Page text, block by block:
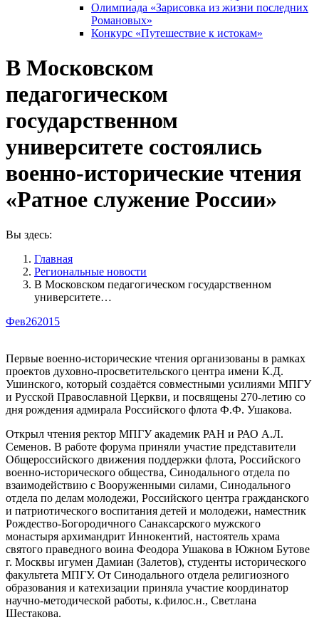
Олимпиада «Зарисовка из жизни последних
Романовых»
Конкурс «Путешествие к истокам»
В Московском
педагогическом
государственном
университете состоялись
военно-исторические чтения
«Ратное служение России»
Вы здесь:
Главная
Pегиональные новости
В Московском педагогическом государственном
университете…
Фев262015
Первые военно-исторические чтения организованы в рамках
проектов духовно-просветительского центра имени К.Д.
Ушинского, который создаётся совместными усилиями МПГУ
и Русской Православной Церкви, и посвящены 270-летию со
дня рождения адмирала Российского флота Ф.Ф. Ушакова.
Открыл чтения ректор МПГУ академик РАН и РАО А.Л.
Семенов. В работе форума приняли участие представители
Общероссийского движения поддержки флота, Российского
военно-исторического общества, Синодального отдела по
взаимодействию с Вооруженными силами, Синодального
отдела по делам молодежи, Российского центра гражданского
и патриотического воспитания детей и молодежи, наместник
Рождество-Богородичного Санаксарского мужского
монастыря архимандрит Иннокентий, настоятель храма
святого праведного воина Феодора Ушакова в Южном Бутове
г. Москвы игумен Дамиан (Залетов), студенты исторического
факультета МПГУ. От Синодального отдела религиозного
образования и катехизации приняла участие координатор
научно-методической работы, к.филос.н., Светлана
Шестакова.